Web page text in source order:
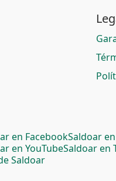
en FacebookSaldoar
en YouTubeSaldoar en
Saldoar